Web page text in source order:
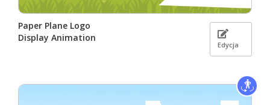
Paper Plane Logo
Display Animation
Edycja